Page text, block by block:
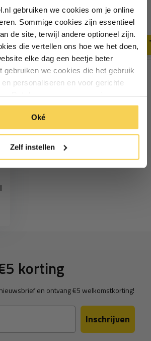
gebruiken we cookies om je online
Sommige cookies zijn essentieel
de site, terwijl andere optioneel zijn.
die vertellen ons hoe we het doen,
elke dag een beetje beter
gebruiken we cookies die het gebruik
personaliseren en voor gerichte
om alle cookies te accepteren. Of
als je niet akkoord gaat met
Oké
Zelf instellen
meter
13,50
Deliverytime
korting
en ontvang €5 welkomstkorting!
Inschrijven
in‍⁪⁪
Zakelijk
Inschrijven
vanaf €75